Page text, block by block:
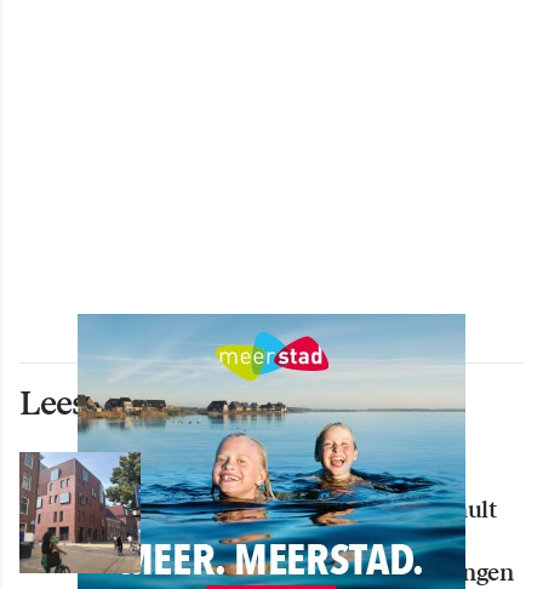
Lees ook deze artikelen
WONEN
Nieuw creatief centrum Tumult
bijna klaar: opening eind
september in hart van Groningen